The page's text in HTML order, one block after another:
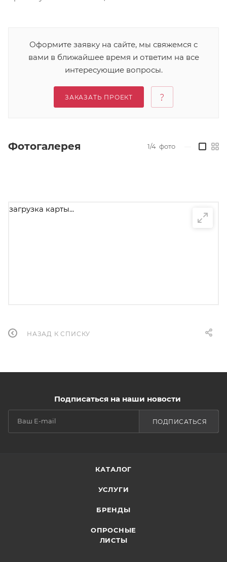
Оформите заявку на сайте, мы свяжемся с
вами в ближайшее время и ответим на все
интересующие вопросы.
ЗАКАЗАТЬ ПРОЕКТ
Фотогалерея 1/4 фото
загрузка карты...
НАЗАД К СПИСКУ
Подписаться на наши новости
ПОДПИСАТЬСЯ
КАТАЛОГ
УСЛУГИ
БРЕНДЫ
ОПРОСНЫЕ
ЛИСТЫ